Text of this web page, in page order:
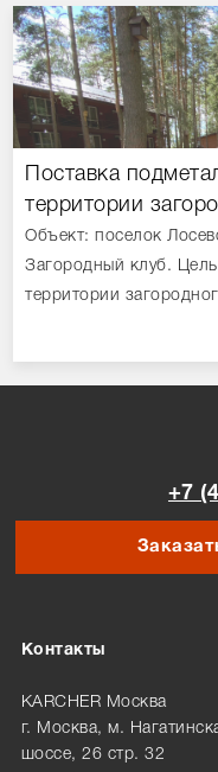
Поставка
территории
Объект: поселок
Загородный клуб.
территории
+7
Контакты
KARCHER Москва
г. Москва, м.
шоссе, 26 стр. 32